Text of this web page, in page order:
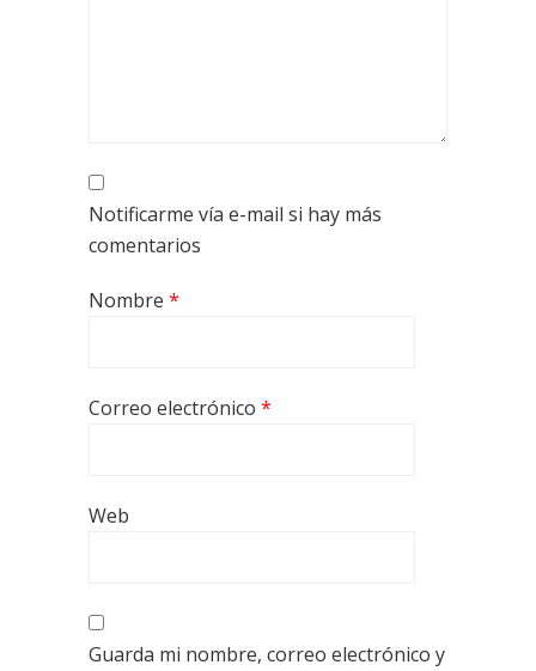
Notificarme vía e-mail si hay más
comentarios
Nombre *
Correo electrónico *
Web
Guarda mi nombre, correo electrónico y